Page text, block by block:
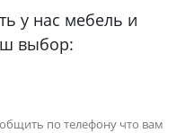
у нас мебель и
выбор:
по телефону что вам